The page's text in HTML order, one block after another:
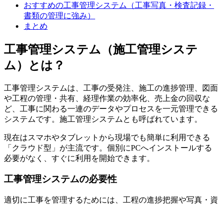
おすすめの工事管理システム（工事写真・検査記録・
書類の管理に強み）
まとめ
工事管理システム（施工管理システ
ム）とは？
工事管理システムは、工事の受発注、施工の進捗管理、図面
や工程の管理・共有、経理作業の効率化、売上金の回収な
ど、工事に関わる一連のデータやプロセスを一元管理できる
システムです。施工管理システムとも呼ばれています。
現在はスマホやタブレットから現場でも簡単に利用できる
「クラウド型」が主流です。個別にPCへインストールする
必要がなく、すぐに利用を開始できます。
工事管理システムの必要性
適切に工事を管理するためには、工程の進捗把握や写真・資